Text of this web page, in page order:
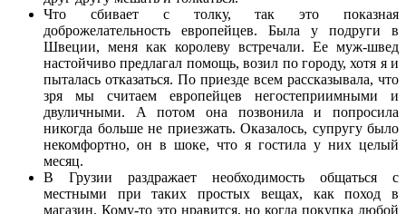
Что сбивает с толку, так это показная
доброжелательность европейцев. Была у подруги в
Швеции, меня как королеву встречали. Ее муж-швед
настойчиво предлагал помощь, возил по городу, хотя я и
пыталась отказаться. По приезде всем рассказывала, что
зря мы считаем европейцев негостеприимными и
двуличными. А потом она позвонила и попросила
никогда больше не приезжать. Оказалось, супругу было
некомфортно, он в шоке, что я гостила у них целый
месяц.
В Грузии раздражает необходимость общаться с
местными при таких простых вещах, как поход в
магазин. Кому-то это нравится, но когда покупка любой